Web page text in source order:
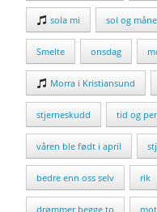
sola mi sol og måne
Smelte onsdag
Morra i Kristiansund
stjerneskudd tid og
våren ble født i april
bedre enn oss selv rik
drømmer begge to